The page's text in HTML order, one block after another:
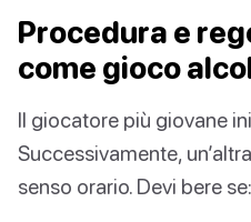
Procedura e
come gioco
Il giocatore più giovane
Successivamente,
senso orario. Devi bere se: